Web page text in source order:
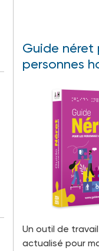
Guide néret
personnes
Un outil de
actualisé pour